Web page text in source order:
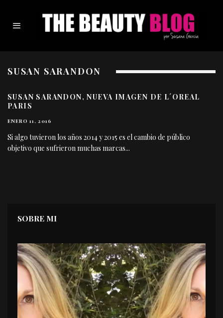
SUSAN SARANDON
SUSAN SARANDON, NUEVA IMAGEN DE L´OREAL
PARIS
ENERO 11, 2016
Si algo tuvieron los años 2014 y 2015 es el cambio de público
objetivo que sufrieron muchas marcas...
SOBRE MI